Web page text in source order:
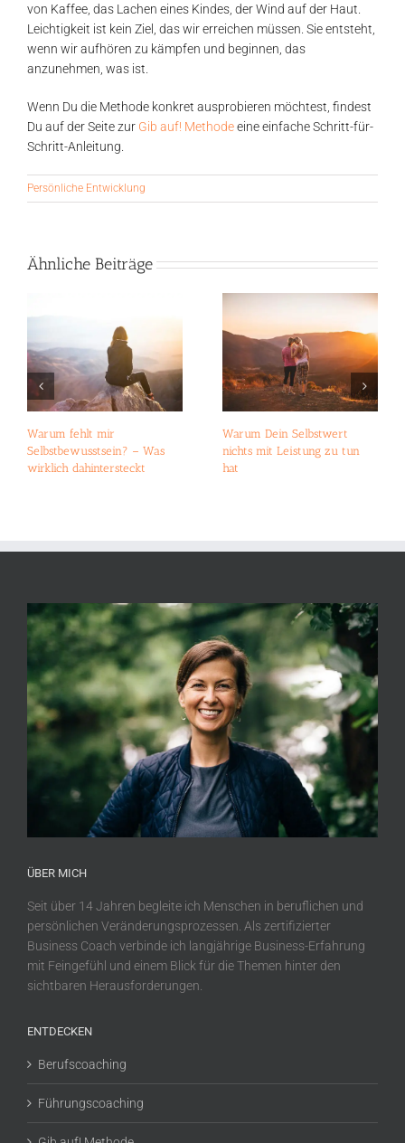
von Kaffee, das Lachen eines Kindes, der Wind auf der Haut.
Leichtigkeit ist kein Ziel, das wir erreichen müssen. Sie entsteht,
wenn wir aufhören zu kämpfen und beginnen, das
anzunehmen, was ist.
Wenn Du die Methode konkret ausprobieren möchtest, findest
Du auf der Seite zur Gib auf! Methodeeine einfache Schritt-für-
Schritt-Anleitung.
Persönliche Entwicklung
Ähnliche Beiträge
Warum fehlt mir
Selbstbewusstsein? – Was
wirklich dahintersteckt
Warum Dein Selbstwert
nichts mit Leistung zu tun
hat
ÜBER MICH
Seit über 14 Jahren begleite ich Menschen in beruflichen und
persönlichen Veränderungsprozessen. Als zertifizierter
Business Coach verbinde ich langjährige Business-Erfahrung
mit Feingefühl und einem Blick für die Themen hinter den
sichtbaren Herausforderungen.
ENTDECKEN
Berufscoaching
Führungscoaching